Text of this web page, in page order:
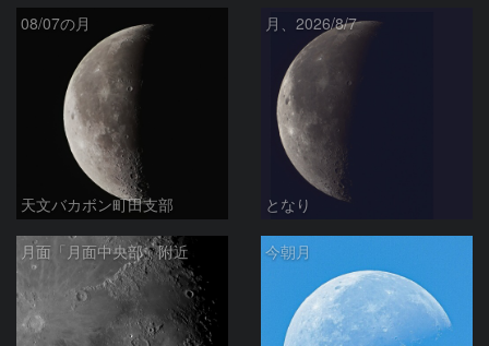
08/07の月
天文バカボン町田支部
月、2026/8/7
となり
月面「月面中央部」附近 今朝月